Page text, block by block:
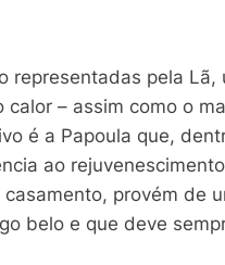
representadas pela
– assim como o
é a Papoula que,
ao
provém de
belo e que deve